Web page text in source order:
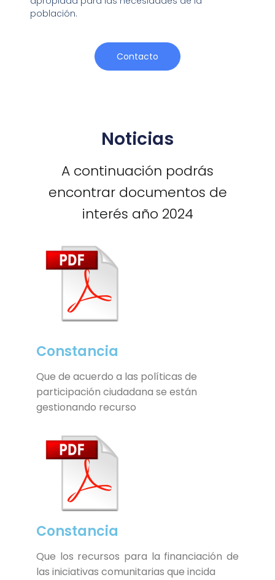
población.
Contacto
Noticias
A continuación podrás
encontrar documentos de
interés año 2024
Constancia
Que de acuerdo a las políticas de
participación ciudadana se están
gestionando recurso
Constancia
Que los recursos para la financiación de
las iniciativas comunitarias que incida